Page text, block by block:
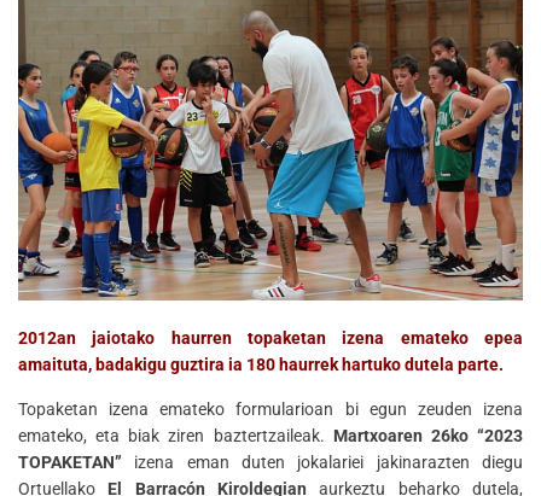
2012an jaiotako haurren topaketan izena emateko epea
amaituta, badakigu guztira ia 180 haurrek hartuko dutela parte.
Topaketan izena emateko formularioan bi egun zeuden izena
emateko, eta biak ziren baztertzaileak. Martxoaren 26ko “2023
TOPAKETAN” izena eman duten jokalariei jakinarazten diegu
Ortuellako El Barracón Kiroldegian aurkeztu beharko dutela,